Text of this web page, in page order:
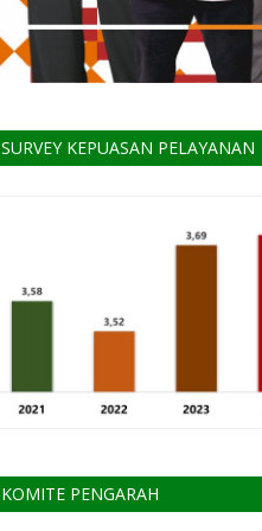
SURVEY KEPUASAN PELAYANAN
KOMITE PENGARAH